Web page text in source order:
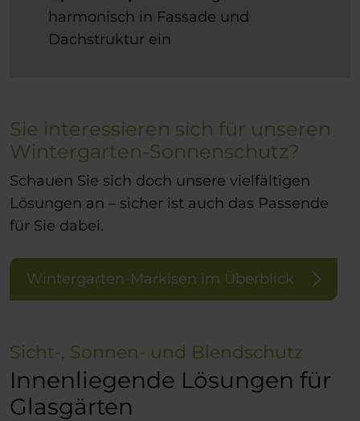
harmonisch in Fassade und
Dachstruktur ein
Sie interessieren sich für unseren
Wintergarten-Sonnenschutz?
Schauen Sie sich doch unsere vielfältigen
Lösungen an – sicher ist auch das Passende
für Sie dabei.
Wintergarten-Markisen im Überblick
Sicht-, Sonnen- und Blendschutz
Innenliegende Lösungen für
Glasgärten